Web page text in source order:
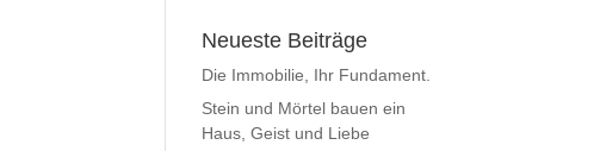
Neueste Beiträge
Die Immobilie, Ihr Fundament.
Stein und Mörtel bauen ein
Haus, Geist und Liebe